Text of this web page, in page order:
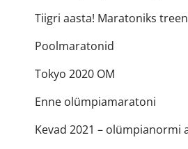
Tiigri aasta! Maratoniks
Poolmaratonid
Tokyo 2020 OM
Enne olümpiamaratoni
Kevad 2021 – olümpianormi